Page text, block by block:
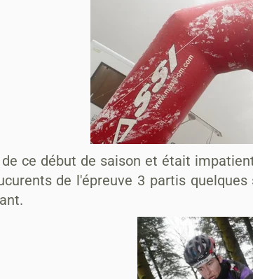
ce début de saison et était
de l'épreuve 3 partis